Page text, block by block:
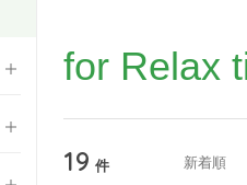
for Relax
新着順
19 件